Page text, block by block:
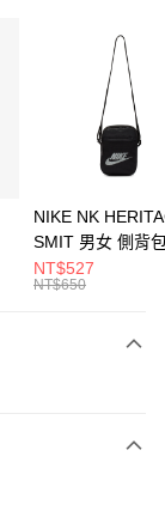
21家銀行
NIKE NK
SMIT 男女 側背
BA5871010
NT$527
NT$650